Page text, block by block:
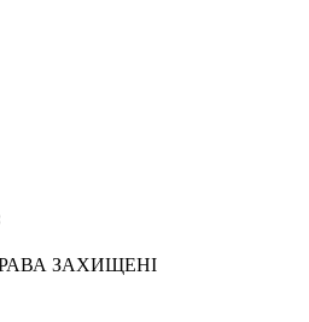
ПРАВА ЗАХИЩЕНІ